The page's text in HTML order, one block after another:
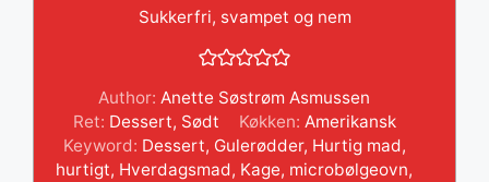
Sukkerfri, svampet og nem
Author:Anette Søstrøm Asmussen
Ret: Dessert, Sødt Køkken: Amerikansk
Keyword: Dessert, Gulerødder, Hurtig mad,
hurtigt, Hverdagsmad, Kage, microbølgeovn,